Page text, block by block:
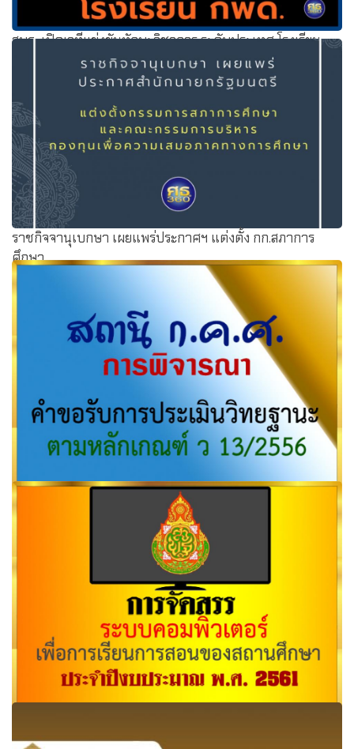
สพฐ. เปิดเวทีแข่งขันทักษะวิชาการ ระดับประเทศ โรงเรียน
ราชกิจจานุเบกษา เผยแพร่ประกาศฯ แต่งตั้ง กก.สภาการ
ศึกษา
สถานี ก.ค.ศ. การพิจารณาคำขอรับการประเมินวิทยฐานะ ตาม
การจัดสรรระบบคอมพิวเตอร์เพื่อการเรียนการสอนของสถาน